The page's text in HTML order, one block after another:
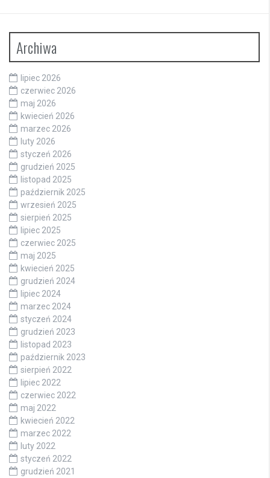
Archiwa
lipiec 2026
czerwiec 2026
maj 2026
kwiecień 2026
marzec 2026
luty 2026
styczeń 2026
grudzień 2025
listopad 2025
październik 2025
wrzesień 2025
sierpień 2025
lipiec 2025
czerwiec 2025
maj 2025
kwiecień 2025
grudzień 2024
lipiec 2024
marzec 2024
styczeń 2024
grudzień 2023
listopad 2023
październik 2023
sierpień 2022
lipiec 2022
czerwiec 2022
maj 2022
kwiecień 2022
marzec 2022
luty 2022
styczeń 2022
grudzień 2021